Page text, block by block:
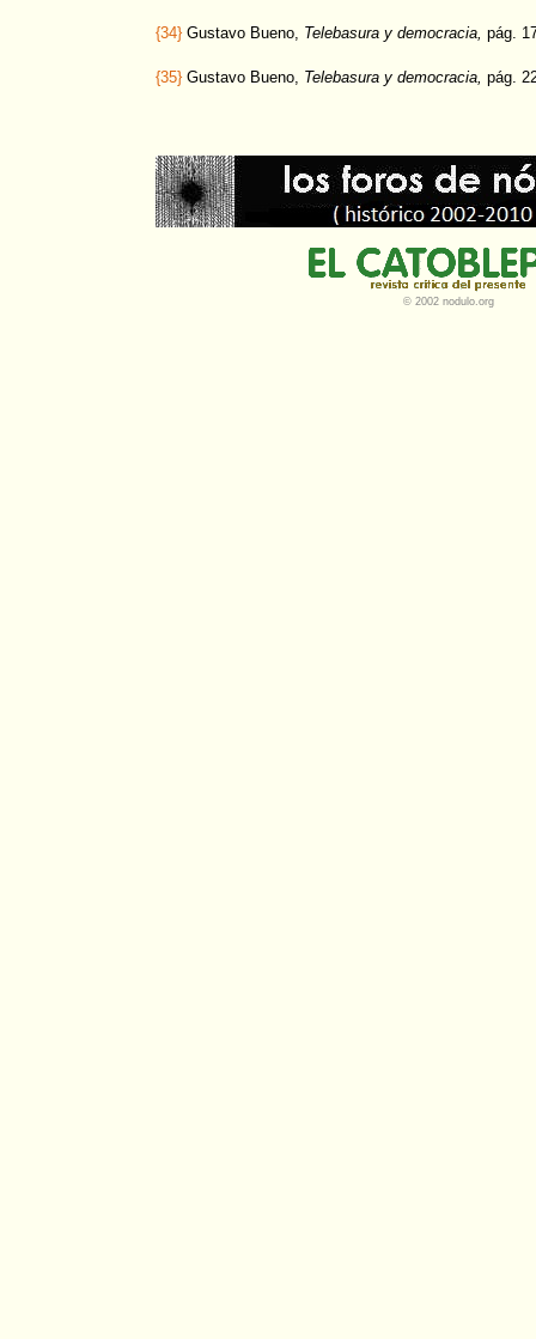
{34} Gustavo Bueno, Telebasura y democracia, pág.
{35} Gustavo Bueno, Telebasura y democracia, pág.
© 2002 nodulo.org